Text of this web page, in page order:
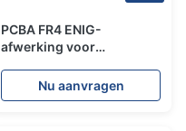
PCBA FR4 ENIG-
afwerking voor
automatisering en
medische apparaten
Nu aanvragen